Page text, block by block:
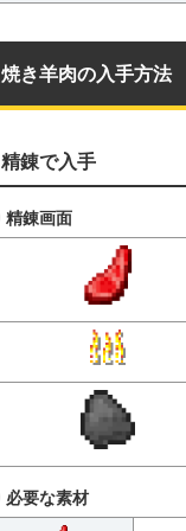
焼き羊肉の入手方法
精錬で入手
精錬画面
必要な素材